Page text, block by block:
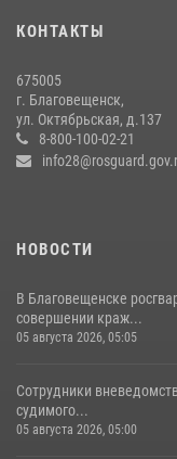
28 июля 2026, 02:00
моноярмарке
13 июля 2026, 03:27
КОНТАКТЫ
675005
г. Благовещенск,
ул. Октябрьская, д.137
8-800-100-02-21
НОВОСТИ
В Благовещенске
совершении краж...
05 августа 2026, 05:05
Сотрудники
судимого...
05 августа 2026, 05:00